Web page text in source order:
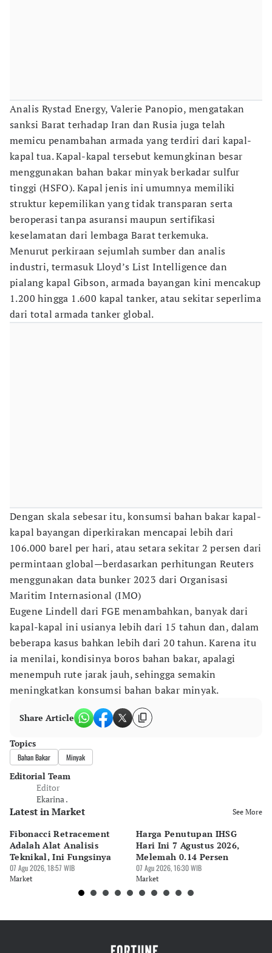
Analis Rystad Energy, Valerie Panopio, mengatakan
sanksi Barat terhadap Iran dan Rusia juga telah
memicu penambahan armada yang terdiri dari kapal-
kapal tua. Kapal-kapal tersebut kemungkinan besar
menggunakan bahan bakar minyak berkadar sulfur
tinggi (HSFO). Kapal jenis ini umumnya memiliki
struktur kepemilikan yang tidak transparan serta
beroperasi tanpa asuransi maupun sertifikasi
keselamatan dari lembaga Barat terkemuka.
Menurut perkiraan sejumlah sumber dan analis
industri, termasuk Lloyd’s List Intelligence dan
pialang kapal Gibson, armada bayangan kini mencakup
1.200 hingga 1.600 kapal tanker, atau sekitar seperlima
dari total armada tanker global.
Dengan skala sebesar itu, konsumsi bahan bakar kapal-
kapal bayangan diperkirakan mencapai lebih dari
106.000 barel per hari, atau setara sekitar 2 persen dari
permintaan global—berdasarkan perhitungan Reuters
menggunakan data bunker 2023 dari Organisasi
Maritim Internasional (IMO)
Eugene Lindell dari FGE menambahkan, banyak dari
kapal-kapal ini usianya lebih dari 15 tahun dan, dalam
beberapa kasus bahkan lebih dari 20 tahun. Karena itu
ia menilai, kondisinya boros bahan bakar, apalagi
menempuh rute jarak jauh, sehingga semakin
meningkatkan konsumsi bahan bakar minyak.
Share Article
Topics
Bahan Bakar Minyak
Editorial Team
Editor
Ekarina .
Latest in Market See More
Fibonacci Retracement
Adalah Alat Analisis
Teknikal, Ini Fungsinya
07 Agu 2026, 18:57 WIB
Market
Harga Penutupan IHSG
Hari Ini 7 Agustus 2026,
Melemah 0.14 Persen
07 Agu 2026, 16:30 WIB
Market